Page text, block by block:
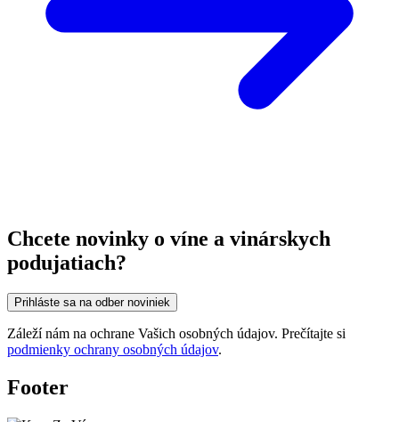
Chcete novinky o víne a vinárskych
podujatiach?
Prihláste sa na odber noviniek
Záleží nám na ochrane Vašich osobných údajov. Prečítajte si
podmienky ochrany osobných údajov.
Footer